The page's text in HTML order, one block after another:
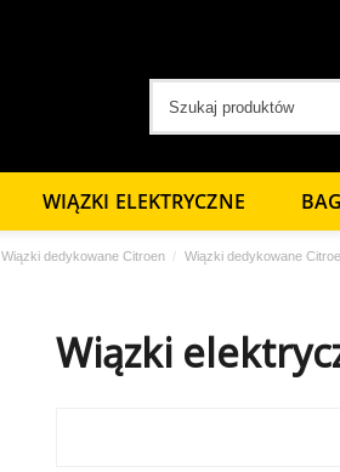
WIĄZKI ELEKTRYCZNE
Wiązki dedykowane Citroen Wiązki dedykowane
Wiązki